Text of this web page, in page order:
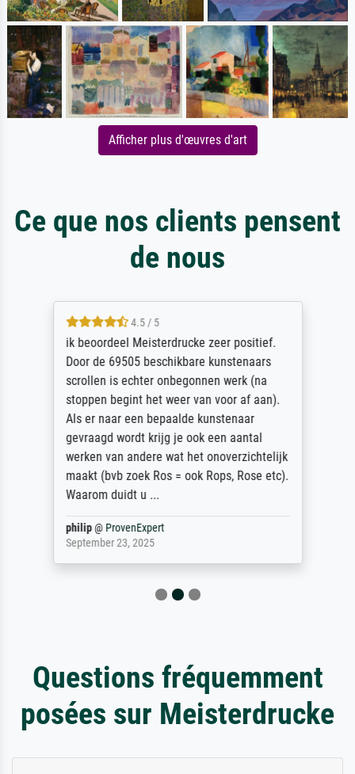
Afficher plus d'œuvres d'art
Ce que nos clients pensent
de nous
4.5 / 5
ik beoordeel Meisterdrucke zeer positief.
Door de 69505 beschikbare kunstenaars
scrollen is echter onbegonnen werk (na
stoppen begint het weer van voor af aan).
Als er naar een bepaalde kunstenaar
gevraagd wordt krijg je ook een aantal
werken van andere wat het onoverzichtelijk
maakt (bvb zoek Ros = ook Rops, Rose etc).
Waarom duidt u ...
philip@ ProvenExpert
September 23, 2025
Questions fréquemment
posées sur Meisterdrucke